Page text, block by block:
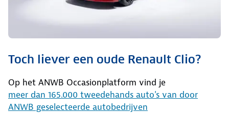
Toch liever een oude Renault Clio?
Op het ANWB Occasionplatform vind je
meer dan 165.000 tweedehands auto's van door
ANWB geselecteerde autobedrijven